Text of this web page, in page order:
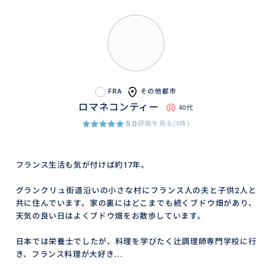
FRA その他都市
ロマネコンティー 40代
5.0評価を見る(5件)
フランス生活も気が付けば約17年。
グランクリュ街道沿いの小さな村にフランス人の夫と子供2人と
共に住んでいます。家の裏にはどこまでも続くブドウ畑があり、
天気の良い日はよくブドウ畑をお散歩しています。
日本では栄養士でしたが、料理を学びたく辻調理師専門学校に行
き、フランス料理が大好き...